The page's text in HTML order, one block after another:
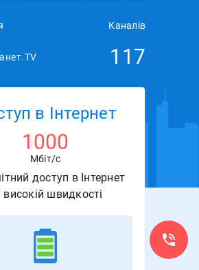
Каналів
117
в Інтернет
1000
Мбіт/с
доступ в Інтернет
високій швидкості